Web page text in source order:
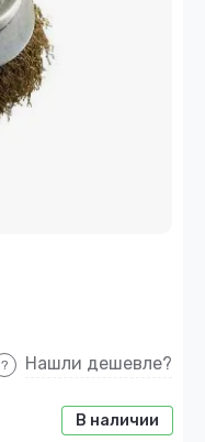
Нашли дешевле?
В наличии